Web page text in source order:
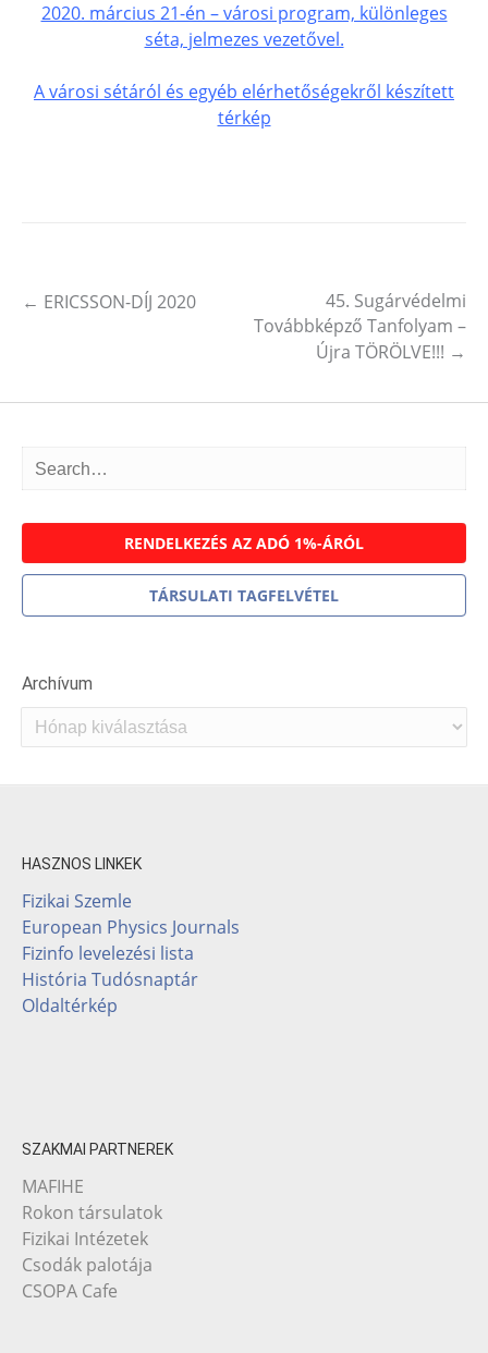
2020. március 21-én – városi program, különleges
séta, jelmezes vezetővel.
A városi sétáról és egyéb elérhetőségekről készített
térkép
Post navigation
← ERICSSON-DÍJ 2020
45. Sugárvédelmi
Továbbképző Tanfolyam –
Újra TÖRÖLVE!!! →
RENDELKEZÉS AZ ADÓ 1%-ÁRÓL
TÁRSULATI TAGFELVÉTEL
Archívum
Archívum
HASZNOS LINKEK
Fizikai Szemle
European Physics Journals
Fizinfo levelezési lista
História Tudósnaptár
Oldaltérkép
SZAKMAI PARTNEREK
MAFIHE
Rokon társulatok
Fizikai Intézetek
Csodák palotája
CSOPA Cafe